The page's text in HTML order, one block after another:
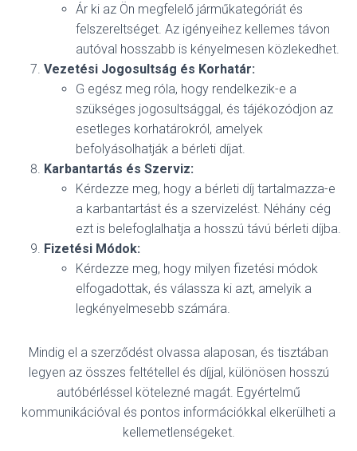
Ár ki az Ön megfelelő járműkategóriát és
felszereltséget. Az igényeihez kellemes távon
autóval hosszabb is kényelmesen közlekedhet.
Vezetési Jogosultság és Korhatár:
G egész meg róla, hogy rendelkezik-e a
szükséges jogosultsággal, és tájékozódjon az
esetleges korhatárokról, amelyek
befolyásolhatják a bérleti díjat.
Karbantartás és Szerviz:
Kérdezze meg, hogy a bérleti díj tartalmazza-e
a karbantartást és a szervizelést. Néhány cég
ezt is belefoglalhatja a hosszú távú bérleti díjba.
Fizetési Módok:
Kérdezze meg, hogy milyen fizetési módok
elfogadottak, és válassza ki azt, amelyik a
legkényelmesebb számára.
Mindig el a szerződést olvassa alaposan, és tisztában
legyen az összes feltétellel és díjjal, különösen hosszú
autóbérléssel kötelezné magát. Egyértelmű
kommunikációval és pontos információkkal elkerülheti a
kellemetlenségeket.